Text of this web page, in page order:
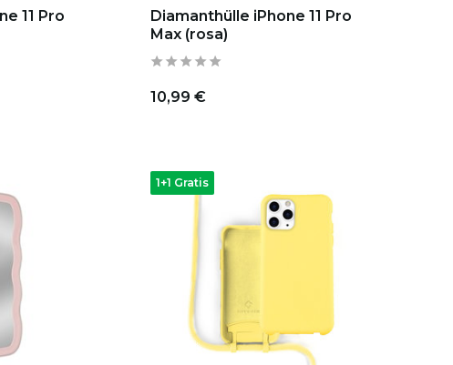
11 Pro
Diamanthülle iPhone 11 Pro
Max (rosa)
10,99 €
1+1 Gratis